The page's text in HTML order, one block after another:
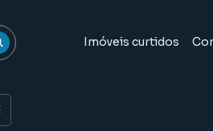
Imóveis curtidos